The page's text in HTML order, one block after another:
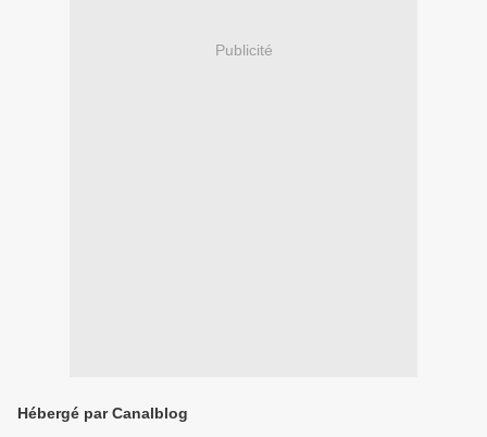
Publicité
Hébergé par Canalblog